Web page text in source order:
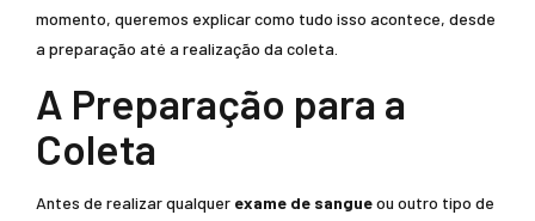
momento, queremos explicar como tudo isso acontece, desde
a preparação até a realização da coleta.
A Preparação para a
Coleta
Antes de realizar qualquer exame de sangueou outro tipo de